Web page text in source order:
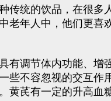
传统的饮品，在很多
老年人中，他们更喜
有调节体内功能、增
些不容忽视的交互作
黄芪有一定的升高血